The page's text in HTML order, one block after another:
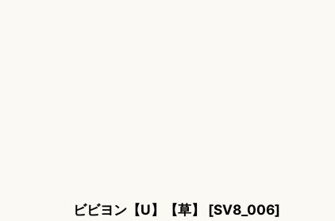
ビビヨン【U】【草】 [SV8_006]